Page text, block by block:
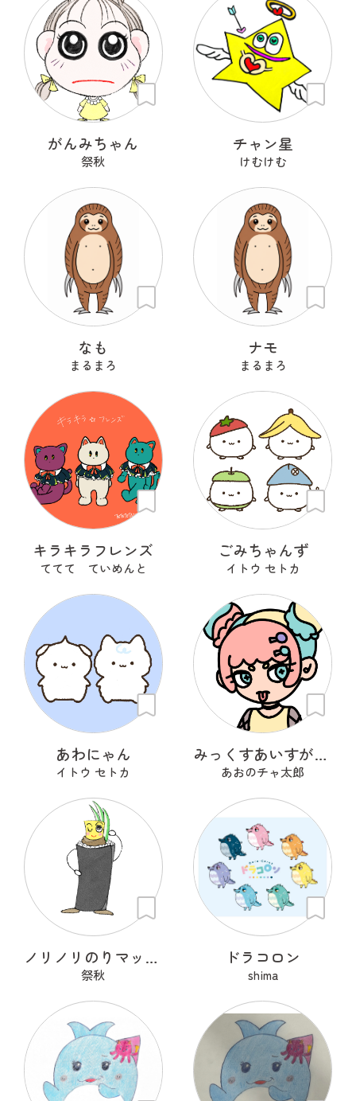
がんみちゃん
祭秋
チャン星
けむけむ
なも
まるまろ
ナモ
まるまろ
キラキラフレンズ
ててて ていめんと
ごみちゃんず
イトウ セトカ
あわにゃん
イトウ セトカ
みっくすあいすがーる
あおのチャ太郎
ノリノリのりマッキーさん
祭秋
ドラコロン
shima